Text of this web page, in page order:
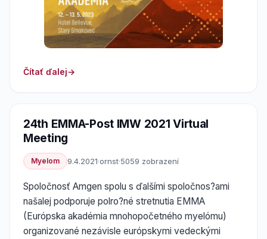
Čítať ďalej
24th EMMA-Post IMW 2021 Virtual
Meeting
Myelom 9.4.2021·ornst·5059 zobrazení
Spoločnosť Amgen spolu s ďalšími spoločnos?ami
našalej podporuje polro?né stretnutia EMMA
(Európska akadémia mnohopočetného myelómu)
organizované nezávisle európskymi vedeckými